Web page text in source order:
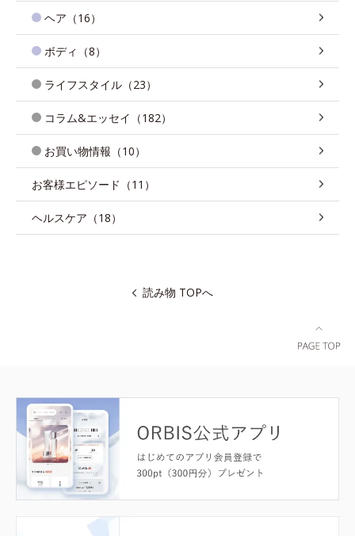
ヘア（16）
ボディ（8）
ライフスタイル（23）
コラム&エッセイ（182）
お買い物情報（10）
お客様エピソード（11）
ヘルスケア（18）
読み物 TOPへ